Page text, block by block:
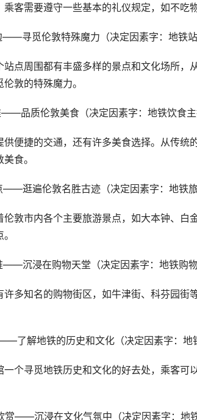
客需要遵守一些基本的礼仪规定，如不吃
——寻觅伦敦特殊魔力（决定因素字：地铁站
站点周围都有丰盛多样的景点和文化场所
敦的特殊魔力。
品质伦敦美食（决定因素字：地铁饮食主
供便捷的交通，还有许多美食选择。从传统
食。
——逛遍伦敦名胜古迹（决定因素字：地铁旅
伦敦市内各个主要旅游景点，如大本钟、白
——沉浸在购物天堂（决定因素字：地铁购物
许多知名的购物街区，如牛津街、科芬园街
了解地铁的历史和文化（决定因素字：地
一个寻觅地铁历史和文化的好去处，乘客可
赏——沉浸在文化气氛中（决定因素字：地